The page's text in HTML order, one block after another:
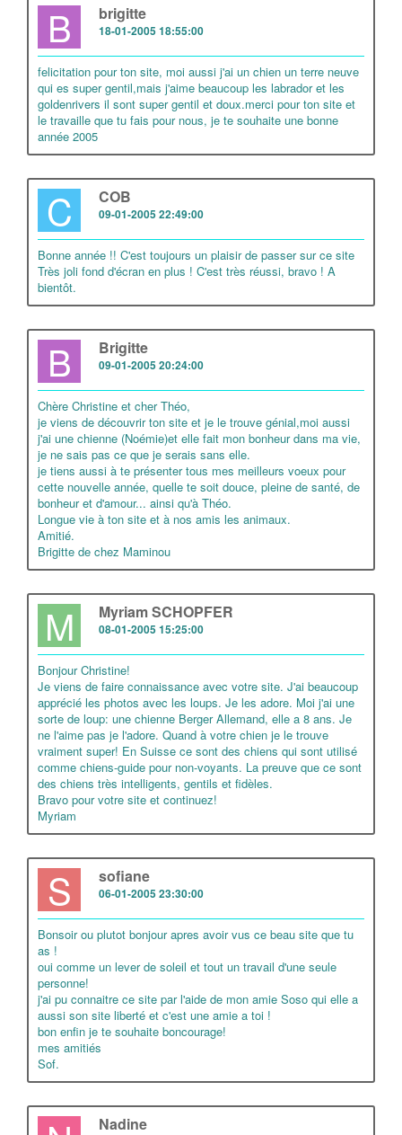
B brigitte
18-01-2005 18:55:00
felicitation pour ton site, moi aussi j'ai un chien un terre neuve
qui es super gentil,mais j'aime beaucoup les labrador et les
goldenrivers il sont super gentil et doux.merci pour ton site et
le travaille que tu fais pour nous, je te souhaite une bonne
année 2005
C COB
09-01-2005 22:49:00
Bonne année !! C'est toujours un plaisir de passer sur ce site
Très joli fond d'écran en plus ! C'est très réussi, bravo ! A
bientôt.
B Brigitte
09-01-2005 20:24:00
Chère Christine et cher Théo,
je viens de découvrir ton site et je le trouve génial,moi aussi
j'ai une chienne (Noémie)et elle fait mon bonheur dans ma vie,
je ne sais pas ce que je serais sans elle.
je tiens aussi à te présenter tous mes meilleurs voeux pour
cette nouvelle année, quelle te soit douce, pleine de santé, de
bonheur et d'amour... ainsi qu'à Théo.
Longue vie à ton site et à nos amis les animaux.
Amitié.
Brigitte de chez Maminou
M Myriam SCHOPFER
08-01-2005 15:25:00
Bonjour Christine!
Je viens de faire connaissance avec votre site. J'ai beaucoup
apprécié les photos avec les loups. Je les adore. Moi j'ai une
sorte de loup: une chienne Berger Allemand, elle a 8 ans. Je
ne l'aime pas je l'adore. Quand à votre chien je le trouve
vraiment super! En Suisse ce sont des chiens qui sont utilisé
comme chiens-guide pour non-voyants. La preuve que ce sont
des chiens très intelligents, gentils et fidèles.
Bravo pour votre site et continuez!
Myriam
S sofiane
06-01-2005 23:30:00
Bonsoir ou plutot bonjour apres avoir vus ce beau site que tu
as !
oui comme un lever de soleil et tout un travail d'une seule
personne!
j'ai pu connaitre ce site par l'aide de mon amie Soso qui elle a
aussi son site liberté et c'est une amie a toi !
bon enfin je te souhaite boncourage!
mes amitiés
Sof.
Nadine